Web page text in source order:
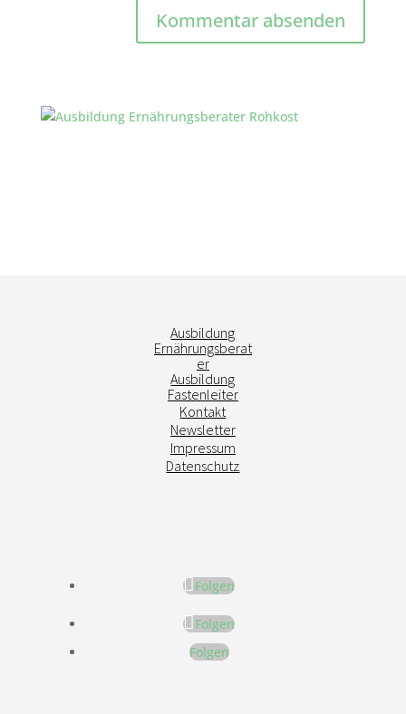
Ausbildung
Ernährungsberat
er
Ausbildung
Fastenleiter
Kontakt
Newsletter
Impressum
Datenschutz
Folgen
Folgen
Folgen